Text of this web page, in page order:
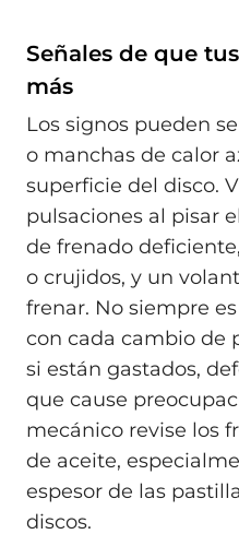
Señales de que
más
Los signos pueden
o manchas de calor
superficie del disco.
pulsaciones al pisar
de frenado
o crujidos, y un
frenar. No siempre
con cada cambio de
si están gastados,
que cause
mecánico revise los
de aceite,
espesor de las
discos.